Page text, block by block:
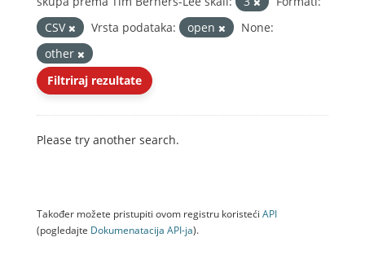
CSV
Vrsta podataka: open
None:
other
Filtriraj rezultate
Please try another search.
Također možete pristupiti ovom registru koristeći API
(pogledajte Dokumenаtаcijа API-jа).